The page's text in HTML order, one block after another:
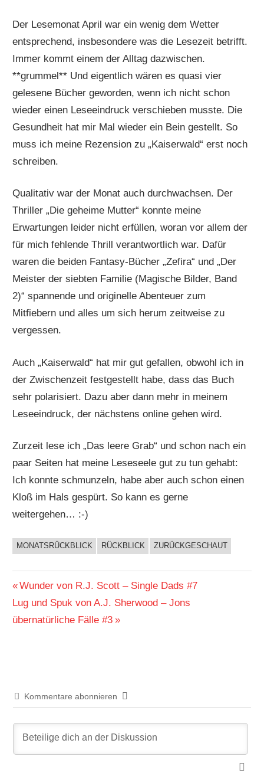
Der Lesemonat April war ein wenig dem Wetter
entsprechend, insbesondere was die Lesezeit betrifft.
Immer kommt einem der Alltag dazwischen.
**grummel** Und eigentlich wären es quasi vier
gelesene Bücher geworden, wenn ich nicht schon
wieder einen Leseeindruck verschieben musste. Die
Gesundheit hat mir Mal wieder ein Bein gestellt. So
muss ich meine Rezension zu „Kaiserwald“ erst noch
schreiben.
Qualitativ war der Monat auch durchwachsen. Der
Thriller „Die geheime Mutter“ konnte meine
Erwartungen leider nicht erfüllen, woran vor allem der
für mich fehlende Thrill verantwortlich war. Dafür
waren die beiden Fantasy-Bücher „Zefira“ und „Der
Meister der siebten Familie (Magische Bilder, Band
2)“ spannende und originelle Abenteuer zum
Mitfiebern und alles um sich herum zeitweise zu
vergessen.
Auch „Kaiserwald“ hat mir gut gefallen, obwohl ich in
der Zwischenzeit festgestellt habe, dass das Buch
sehr polarisiert. Dazu aber dann mehr in meinem
Leseeindruck, der nächstens online gehen wird.
Zurzeit lese ich „Das leere Grab“ und schon nach ein
paar Seiten hat meine Leseseele gut zu tun gehabt:
Ich konnte schmunzeln, habe aber auch schon einen
Kloß im Hals gespürt. So kann es gerne
weitergehen… :-)
BUCHIGES
MONATSRÜCKBLICK RÜCKBLICK ZURÜCKGESCHAUT
Beitragsnavigation
Vorheriger
Beitrag:
Wunder von R.J. Scott – Single Dads #7
Nächster
Beitrag:
Lug und Spuk von A.J. Sherwood – Jons
übernatürliche Fälle #3
Kommentare abonnieren